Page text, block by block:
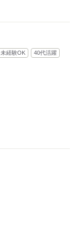
未経験OK
40代活躍